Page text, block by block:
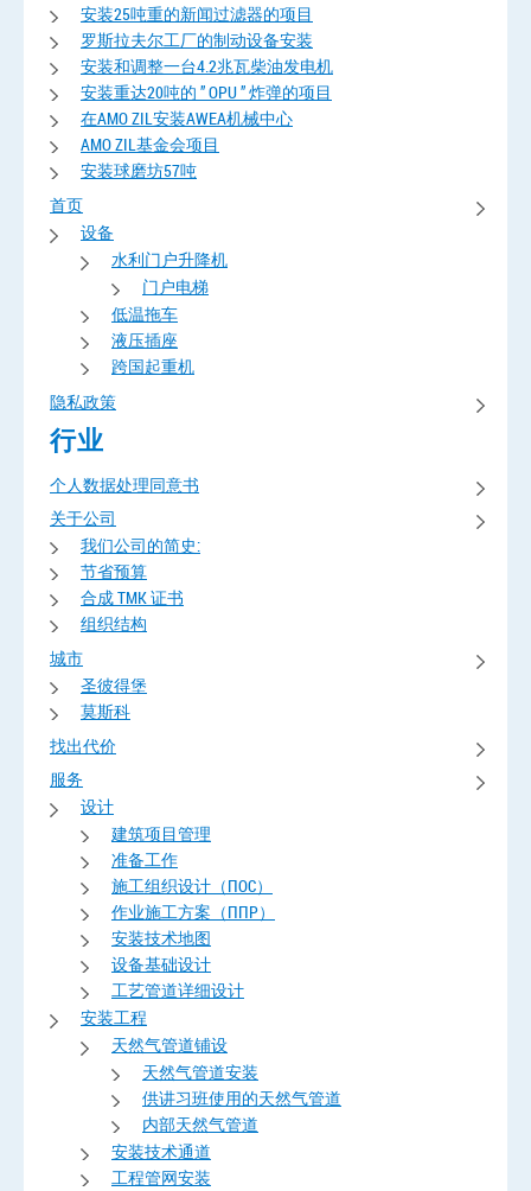
安装25吨重的新闻过滤器的项目
罗斯拉夫尔工厂的制动设备安装
安装和调整一台4.2兆瓦柴油发电机
安装重达20吨的 ” OPU ” 炸弹的项目
在AMO ZIL安装AWEA机械中心
AMO ZIL基金会项目
安装球磨坊57吨
首页
设备
水利门户升降机
门户电梯
低温拖车
液压插座
跨国起重机
隐私政策
行业
个人数据处理同意书
关于公司
我们公司的简史:
节省预算
合成 TMK 证书
组织结构
城市
圣彼得堡
莫斯科
找出代价
服务
设计
建筑项目管理
准备工作
施工组织设计（ПОС）
作业施工方案（ППР）
安装技术地图
设备基础设计
工艺管道详细设计
安装工程
天然气管道铺设
天然气管道安装
供讲习班使用的天然气管道
内部天然气管道
安装技术通道
工程管网安装